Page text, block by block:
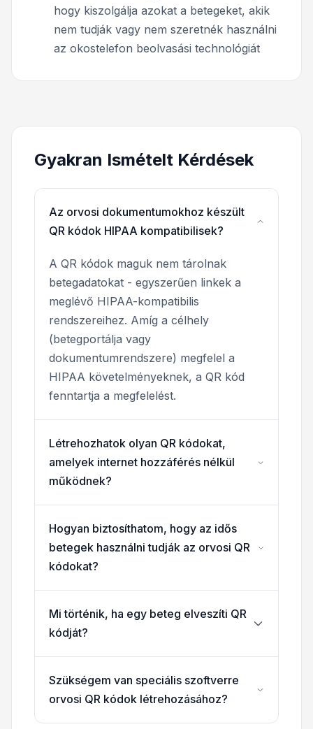
hogy kiszolgálja azokat a betegeket, akik
nem tudják vagy nem szeretnék használni
az okostelefon beolvasási technológiát
Gyakran Ismételt Kérdések
Az orvosi dokumentumokhoz készült
QR kódok HIPAA kompatibilisek?
A QR kódok maguk nem tárolnak
betegadatokat - egyszerűen linkek a
meglévő HIPAA-kompatibilis
rendszereihez. Amíg a célhely
(betegportálja vagy
dokumentumrendszere) megfelel a
HIPAA követelményeknek, a QR kód
fenntartja a megfelelést.
Létrehozhatok olyan QR kódokat,
amelyek internet hozzáférés nélkül
működnek?
Hogyan biztosíthatom, hogy az idős
betegek használni tudják az orvosi QR
kódokat?
Mi történik, ha egy beteg elveszíti QR
kódját?
Szükségem van speciális szoftverre
orvosi QR kódok létrehozásához?